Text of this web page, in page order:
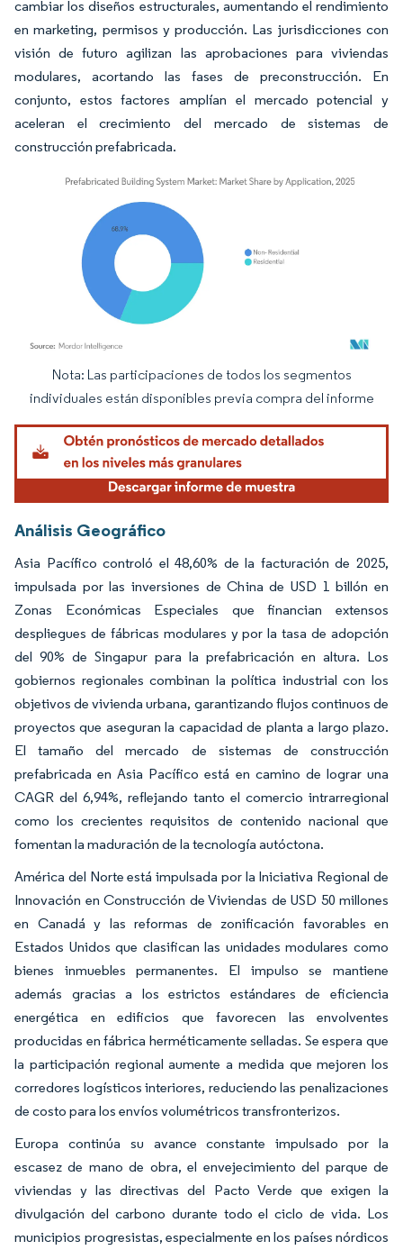
cambiar los diseños estructurales, aumentando el rendimiento
en marketing, permisos y producción. Las jurisdicciones con
visión de futuro agilizan las aprobaciones para viviendas
modulares, acortando las fases de preconstrucción. En
conjunto, estos factores amplían el mercado potencial y
aceleran el crecimiento del mercado de sistemas de
construcción prefabricada.
Imagen © Mordor Intelligence. El uso requiere atribución según CC BY 4.0.
Nota: Las participaciones de todos los segmentos
individuales están disponibles previa compra del informe
Análisis Geográfico
Asia Pacífico controló el 48,60% de la facturación de 2025,
impulsada por las inversiones de China de USD 1 billón en
Zonas Económicas Especiales que financian extensos
despliegues de fábricas modulares y por la tasa de adopción
del 90% de Singapur para la prefabricación en altura. Los
gobiernos regionales combinan la política industrial con los
objetivos de vivienda urbana, garantizando flujos continuos de
proyectos que aseguran la capacidad de planta a largo plazo.
El tamaño del mercado de sistemas de construcción
prefabricada en Asia Pacífico está en camino de lograr una
CAGR del 6,94%, reflejando tanto el comercio intrarregional
como los crecientes requisitos de contenido nacional que
fomentan la maduración de la tecnología autóctona.
América del Norte está impulsada por la Iniciativa Regional de
Innovación en Construcción de Viviendas de USD 50 millones
en Canadá y las reformas de zonificación favorables en
Estados Unidos que clasifican las unidades modulares como
bienes inmuebles permanentes. El impulso se mantiene
además gracias a los estrictos estándares de eficiencia
energética en edificios que favorecen las envolventes
producidas en fábrica herméticamente selladas. Se espera que
la participación regional aumente a medida que mejoren los
corredores logísticos interiores, reduciendo las penalizaciones
de costo para los envíos volumétricos transfronterizos.
Europa continúa su avance constante impulsado por la
escasez de mano de obra, el envejecimiento del parque de
viviendas y las directivas del Pacto Verde que exigen la
divulgación del carbono durante todo el ciclo de vida. Los
municipios progresistas, especialmente en los países nórdicos